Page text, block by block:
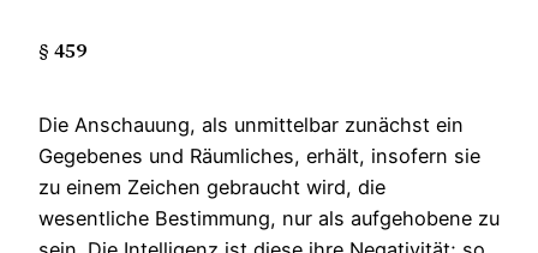
§ 459
Die Anschauung, als unmittelbar zunächst ein
Gegebenes und Räumliches, erhält, insofern sie
zu einem Zeichen gebraucht wird, die
wesentliche Bestimmung, nur als aufgehobene zu